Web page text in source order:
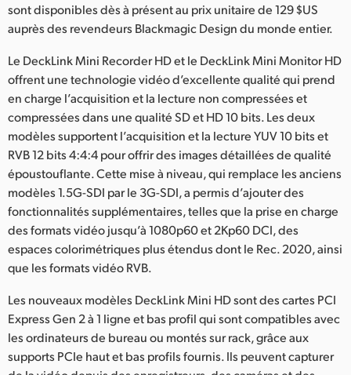
Poland
Portugal
Singapore
South Africa
Spain
Sweden
Chinese Taipei
Turkey
UAE
United Kingdom
sont disponibles dès à présent au prix unitaire de 129 $US
auprès des revendeurs Blackmagic Design du monde entier.
Le DeckLink Mini Recorder HD et le DeckLink Mini Monitor HD
offrent une technologie vidéo d’excellente qualité qui prend
en charge l’acquisition et la lecture non compressées et
compressées dans une qualité SD et HD 10 bits. Les deux
modèles supportent l’acquisition et la lecture YUV 10 bits et
RVB 12 bits 4:4:4 pour offrir des images détaillées de qualité
époustouflante. Cette mise à niveau, qui remplace les anciens
modèles 1.5G-SDI par le 3G-SDI, a permis d’ajouter des
fonctionnalités supplémentaires, telles que la prise en charge
des formats vidéo jusqu’à 1080p60 et 2Kp60 DCI, des
espaces colorimétriques plus étendus dont le Rec. 2020, ainsi
que les formats vidéo RVB.
Les nouveaux modèles DeckLink Mini HD sont des cartes PCI
Express Gen 2 à 1 ligne et bas profil qui sont compatibles avec
les ordinateurs de bureau ou montés sur rack, grâce aux
supports PCIe haut et bas profils fournis. Ils peuvent capturer